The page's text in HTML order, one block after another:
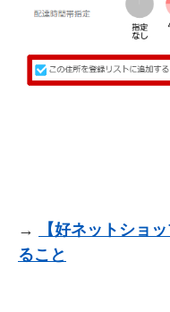
→
【好ネットショ
ること